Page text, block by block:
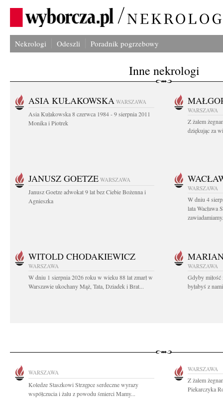
Nekrologi Odeszli Poradnik pogrzebowy
Inne nekrologi
ASIA KUŁAKOWSKA WARSZAWA
Asia Kułakowska 8 czerwca 1984 - 9 sierpnia 2011
Monika i Piotrek
WARSZAWA
Z żalem
dziękując za
JANUSZ GOETZE WARSZAWA
Janusz Goetze adwokat 9 lat bez Ciebie Bożenna i
Agnieszka
WARSZAWA
W dniu 4
lata Wacława
WITOLD CHODAKIEWICZ
WARSZAWA
W dniu 1 sierpnia 2026 roku w wieku 88 lat zmarł w
Warszawie ukochany Mąż, Tata, Dziadek i Brat...
WARSZAWA
Gdyby miłość
byłabyś z
WARSZAWA
Koledze Staszkowi Strzępce serdeczne wyrazy
współczucia i żalu z powodu śmierci Mamy...
WARSZAWA
Z żalem
Piekarczyka